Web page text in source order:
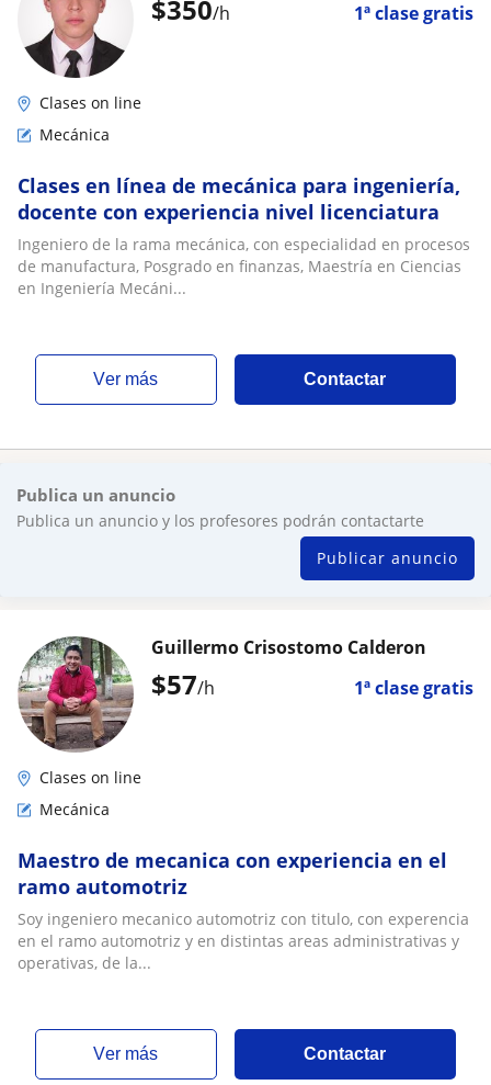
$350/h 1ª clase gratis
Clases on line
Mecánica
Clases en línea de mecánica para ingeniería,
docente con experiencia nivel licenciatura
Ingeniero de la rama mecánica, con especialidad en procesos
de manufactura, Posgrado en finanzas, Maestría en Ciencias
en Ingeniería Mecáni...
ver más Contactar
Publica un anuncio
Publica un anuncio y los profesores podrán contactarte
Publicar anuncio
$57/h 1ª clase gratis
Guillermo Crisostomo Calderon
Clases on line
Mecánica
Maestro de mecanica con experiencia en el
ramo automotriz
Soy ingeniero mecanico automotriz con titulo, con experencia
en el ramo automotriz y en distintas areas administrativas y
operativas, de la...
ver más Contactar